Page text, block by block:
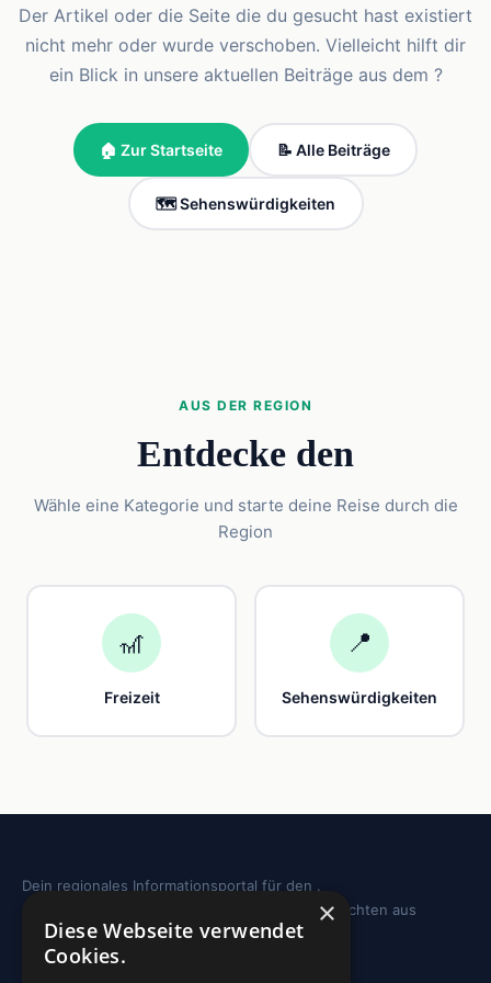
Der Artikel oder die Seite die du gesucht hast existiert
nicht mehr oder wurde verschoben. Vielleicht hilft dir
ein Blick in unsere aktuellen Beiträge aus dem ?
🏠 Zur Startseite 📝 Alle Beiträge
🗺️ Sehenswürdigkeiten
AUS DER REGION
Entdecke den
Wähle eine Kategorie und starte deine Reise durch die
Region
🎢
Freizeit
📍
Sehenswürdigkeiten
Dein regionales Informationsportal für den .
Sehenswürdigkeiten, Ausflugstipps und Geschichten aus
deiner Region.
×
Diese Webseite verwendet
Cookies.